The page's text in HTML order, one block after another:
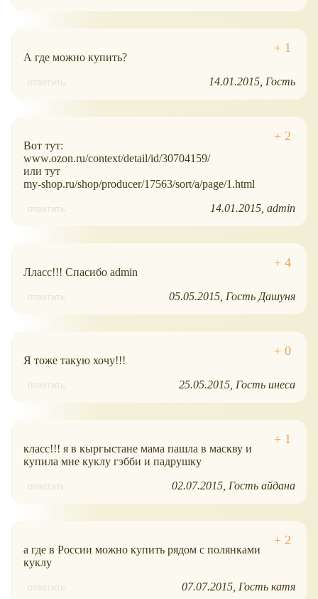
А где можно купить?
ответить 14.01.2015 Гость
Вот тут:
www.ozon.ru/context/detail/id/30704159/
или тут
my-shop.ru/shop/producer/17563/sort/a/page/1.html
ответить 14.01.2015 admin
Лласс!!! Спасибо admin
ответить 05.05.2015 Гость Дашуня
Я тоже такую хочу!!!
ответить 25.05.2015 Гость инеса
класс!!! я в кыргыстане мама пашла в маскву и
купила мне куклу гэбби и падрушку
ответить 02.07.2015 Гость айдана
а где в России можно купить рядом с полянками
куклу
ответить 07.07.2015 Гость катя